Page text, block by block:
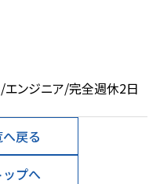
エンジニア/完全週休2日
戻る
プへ